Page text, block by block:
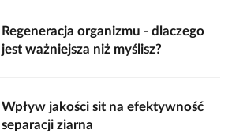
Regeneracja organizmu - dlaczego
jest ważniejsza niż myślisz?
Wpływ jakości sit na efektywność
separacji ziarna